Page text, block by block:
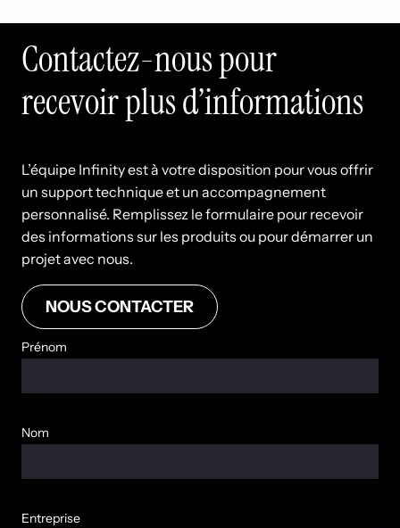
Contactez-nous pour
recevoir plus d’informations
L’équipe Infinity est à votre disposition pour vous offrir
un support technique et un accompagnement
personnalisé. Remplissez le formulaire pour recevoir
des informations sur les produits ou pour démarrer un
projet avec nous.
NOUS CONTACTER
Prénom
Nom
Entreprise